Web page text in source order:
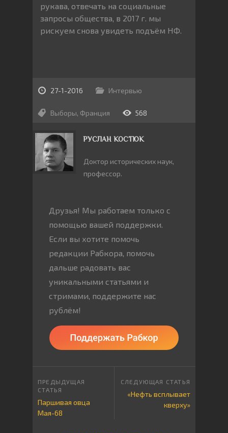
рукава, отвечать на социальные
запросы общества, в 2017 г. мы
рискуем снова увидеть подъём НФ.
27-1-2016 Интервью
Выборы, Франция 568
РУСЛАН КОСТЮК
Доктор исторических наук,
профессор.
Друзья! Мы работаем только с
помощью вашей поддержки.
Если вы хотите помочь
редакции Рабкора, помочь
дальше радовать вас
уникальными статьями и
стримами, поддержите нас
рублём!
Паршивая овца
Мая-68
«Нефть всплывает
кверху»